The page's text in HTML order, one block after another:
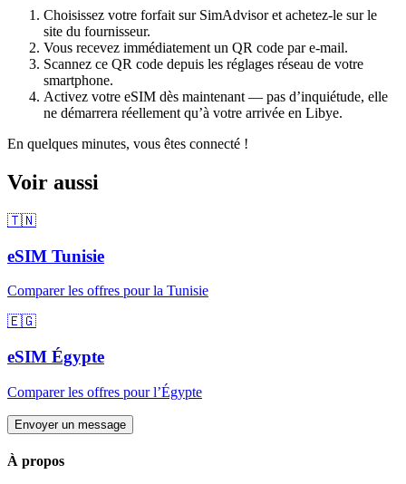
Choisissez votre forfait sur SimAdvisor et achetez-le sur le
site du fournisseur.
Vous recevez immédiatement un QR code par e-mail.
Scannez ce QR code depuis les réglages réseau de votre
smartphone.
Activez votre eSIM dès maintenant — pas d’inquiétude, elle
ne démarrera réellement qu’à votre arrivée en Libye.
En quelques minutes, vous êtes connecté !
Voir aussi
🇹🇳
eSIM Tunisie
Comparer les offres pourla Tunisie
🇪🇬
eSIM Égypte
Comparer les offres pourl’Égypte
Envoyer un message
À propos